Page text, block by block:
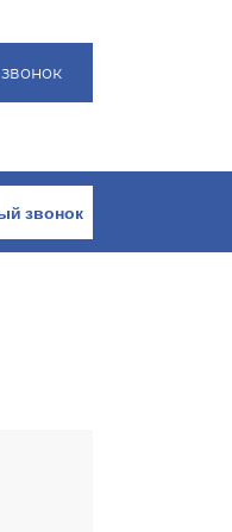
Обратный звонок
Обратный звонок